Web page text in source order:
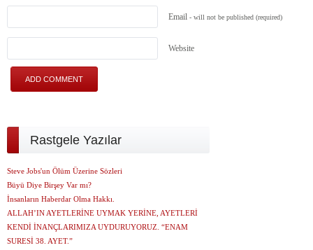
Email - will not be published (required)
Website
Rastgele Yazılar
Steve Jobs'un Ölüm Üzerine Sözleri
Büyü Diye Birşey Var mı?
İnsanların Haberdar Olma Hakkı.
ALLAH’IN AYETLERİNE UYMAK YERİNE, AYETLERİ
KENDİ İNANÇLARIMIZA UYDURUYORUZ. “ENAM
SURESİ 38. AYET.”